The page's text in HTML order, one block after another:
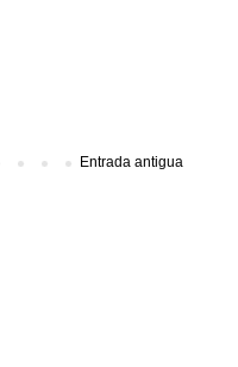
Entrada antigua